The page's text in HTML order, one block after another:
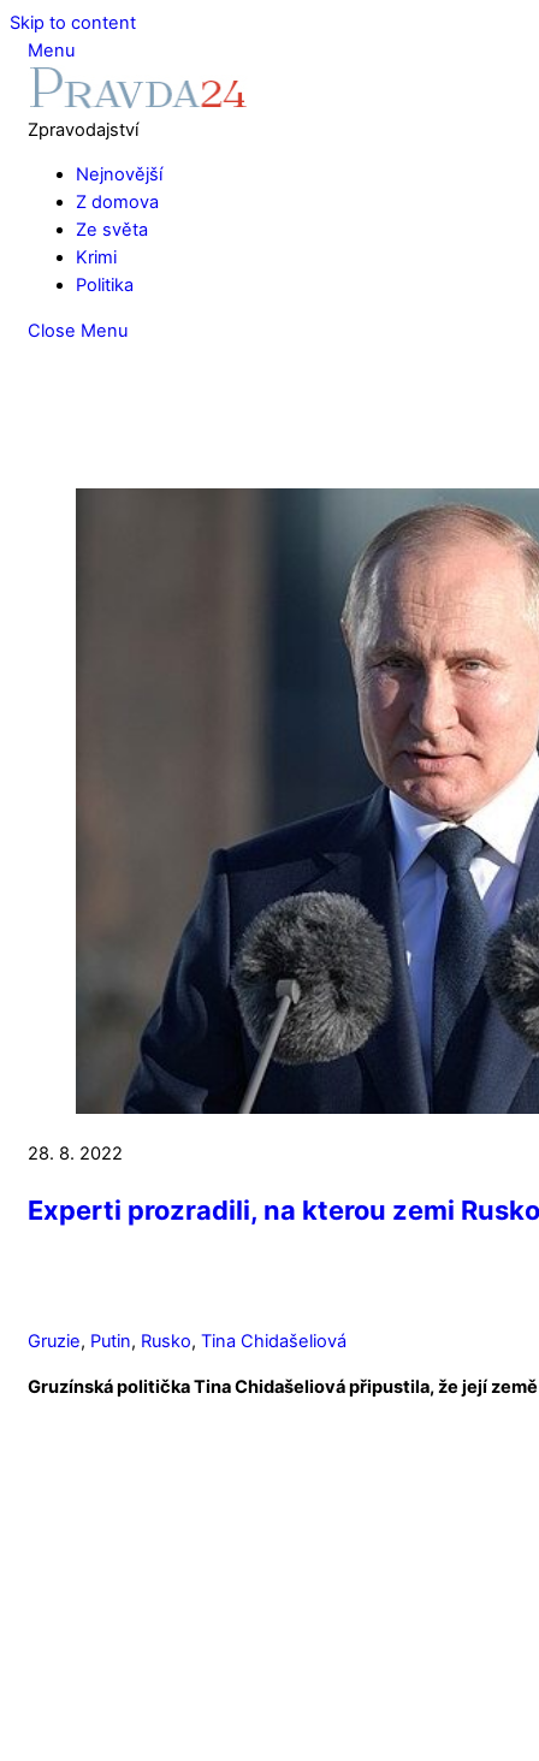
Skip to content
Menu
Zpravodajství
Nejnovější
Z domova
Ze světa
Krimi
Politika
Close Menu
28. 8. 2022
Experti prozradili, na kterou zemi
Gruzie, Putin, Rusko, Tina Chidašeliová
Gruzínská politička Tina Chidašeliová připustila, že její